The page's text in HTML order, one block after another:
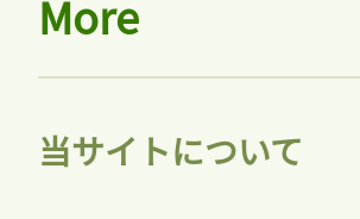
More
当サイトについて